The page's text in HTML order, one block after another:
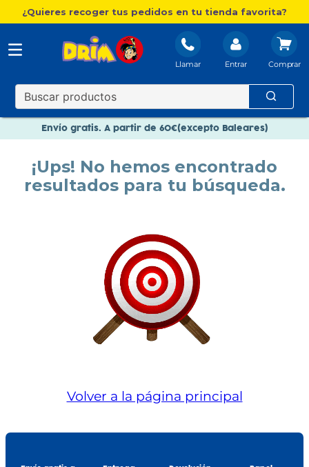
¿Quieres recoger tus pedidos en tu tienda favorita?
Llamar Entrar
Envío gratis. A partir de 60€(excepto Baleares)
Nuevo catálogo Aire Libre
Paga en 3 plazos sin intereses
¡Ups! No hemos encontrado
resultados para tu búsqueda.
Volver a la página principal